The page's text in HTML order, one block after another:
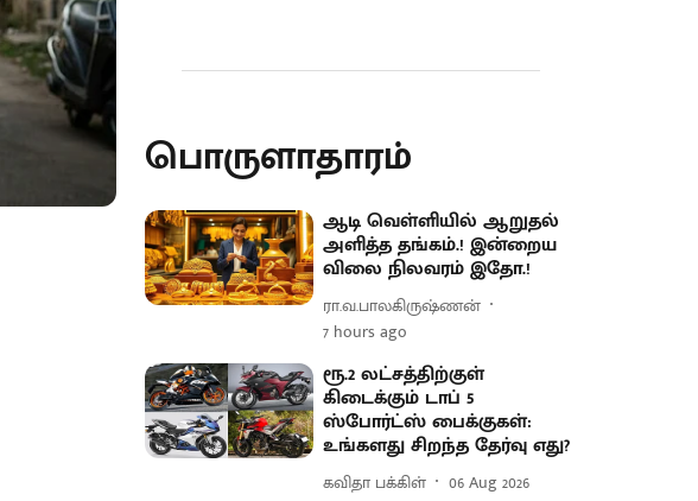
பொருளாதாரம்
ஆடி வெள்ளியில் ஆறுதல்
அளித்த தங்கம்.! இன்றைய
விலை நிலவரம் இதோ.!
ரா.வ.பாலகிருஷ்ணன்
7 hours ago
ரூ.2 லட்சத்திற்குள்
கிடைக்கும் டாப் 5
ஸ்போர்ட்ஸ் பைக்குகள்:
உங்களது சிறந்த தேர்வு எது?
கவிதா பக்கிள் 06 Aug 2026